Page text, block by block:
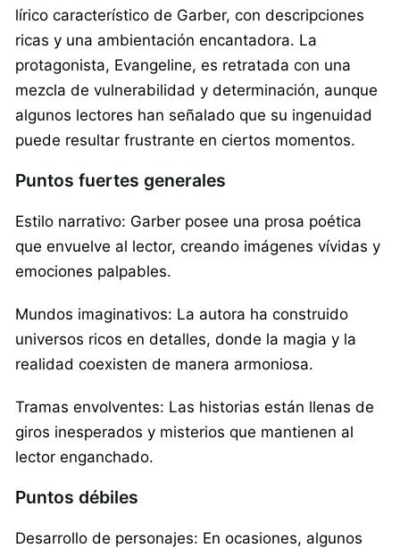
lírico característico de Garber, con descripciones
ricas y una ambientación encantadora. La
protagonista, Evangeline, es retratada con una
mezcla de vulnerabilidad y determinación, aunque
algunos lectores han señalado que su ingenuidad
puede resultar frustrante en ciertos momentos.
Puntos fuertes generales
Estilo narrativo: Garber posee una prosa poética
que envuelve al lector, creando imágenes vívidas y
emociones palpables.
Mundos imaginativos: La autora ha construido
universos ricos en detalles, donde la magia y la
realidad coexisten de manera armoniosa.
Tramas envolventes: Las historias están llenas de
giros inesperados y misterios que mantienen al
lector enganchado.
Puntos débiles
Desarrollo de personajes: En ocasiones, algunos